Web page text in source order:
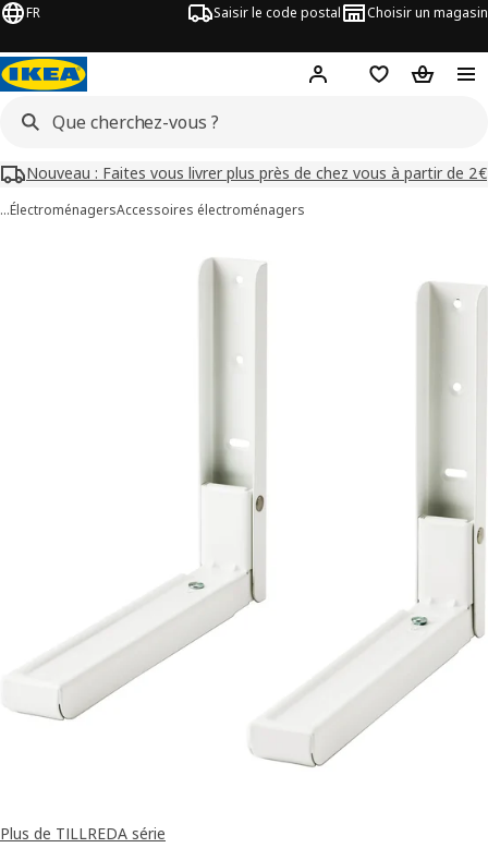
FR Saisir le code postal Choisir un magasin
Mon compteFavorisPanier
Nouveau : Faites vous livrer plus près de chez vous à partir de 2€
…ÉlectroménagersAccessoires électroménagers
Plus de TILLREDA série